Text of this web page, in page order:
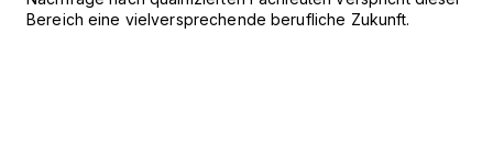
Bereich eine vielversprechende berufliche Zukunft.